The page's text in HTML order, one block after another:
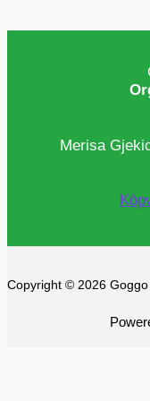
Merisa
Copyright © 2026